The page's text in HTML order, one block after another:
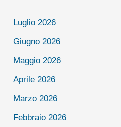
Luglio 2026
Giugno 2026
Maggio 2026
Aprile 2026
Marzo 2026
Febbraio 2026